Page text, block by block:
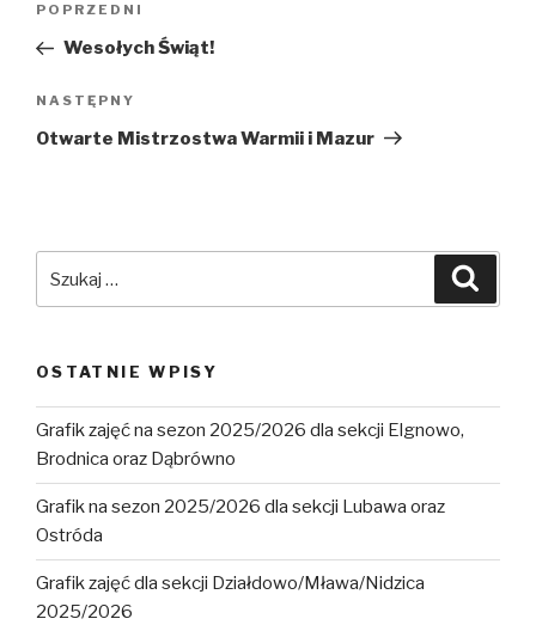
Poprzedni
wpis
POPRZEDNI
Wesołych Świąt!
Następny
wpis
NASTĘPNY
Otwarte Mistrzostwa Warmii i Mazur
OSTATNIE WPISY
Grafik zajęć na sezon 2025/2026 dla sekcji Elgnowo,
Brodnica oraz Dąbrówno
Grafik na sezon 2025/2026 dla sekcji Lubawa oraz
Ostróda
Grafik zajęć dla sekcji Działdowo/Mława/Nidzica
2025/2026